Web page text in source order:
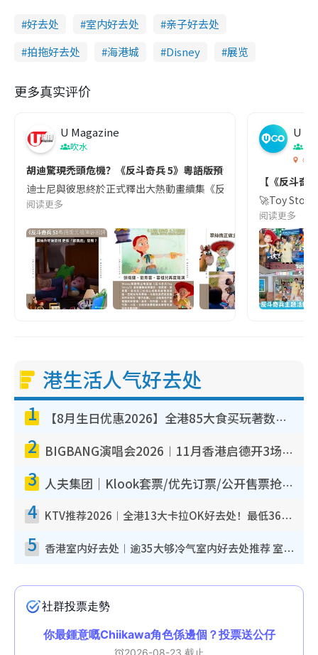
好去处 室内好去处
亲子好去处
拍拖好去处
海港城 Disney 展览
更多真实评价
U Magazine
吹水
胡迪驚現禿頭危機？《反斗奇兵 5》粵語版
迪士尼與彼思終於正式釋出大熱動畫續集《反斗奇兵 5》
阅读更多
U GO
《反
【《反斗奇
🚀Toy Story
阅读更多
港生活人气好去处
1 【8月生日优惠2026】全港85大食买玩著数攻略 自助餐/火锅放题同行免费＋诚品/DONKI送现金券
2 BIGBANG演唱会2026︱11月香港启德开3场！实名制VIP申请、优先购票攻略
3 人夫集团｜Klook套票/优先订票/公开售票抢票攻略！附票价.购票连结.场地座位表
4 KTV推荐2026︱全港13大卡拉OK好去处！最低36元起 日语歌都有！(附地址+收费详情)
5 香港室内好去处︱逾35大够冷气室内好去处推荐 室内活动免费避雨无惧下雨